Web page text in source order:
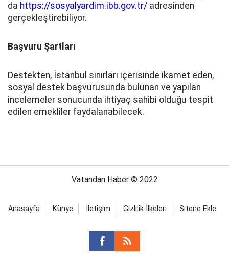
da https://sosyalyardim.ibb.gov.tr/ adresinden
gerçekleştirebiliyor.
Başvuru Şartları
Destekten, İstanbul sınırları içerisinde ikamet eden,
sosyal destek başvurusunda bulunan ve yapılan
incelemeler sonucunda ihtiyaç sahibi olduğu tespit
edilen emekliler faydalanabilecek.
Vatandan Haber © 2022
Anasayfa Künye İletişim Gizlilik İlkeleri Sitene Ekle